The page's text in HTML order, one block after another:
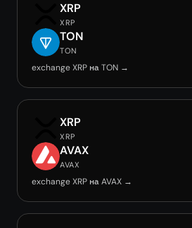
XRP
XRP
TON
TON
exchange XRP на TON →
XRP
XRP
AVAX
AVAX
exchange XRP на AVAX →